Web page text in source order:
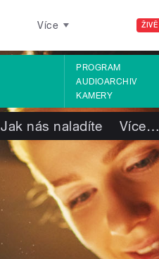
ŽIVĚ
Více
PROGRAM
AUDIOARCHIV
KAMERY
Jak nás naladíte Více…